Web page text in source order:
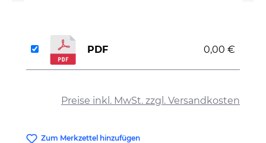
Preise inkl. MwSt. zzgl. Versandkosten
PDF 0,00 €
Zum Merkzettel hinzufügen